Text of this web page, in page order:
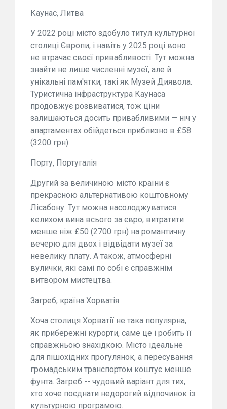
Каунас, Литва
У 2022 році місто здобуло титул культурної
столиці Європи, і навіть у 2025 році воно
не втрачає своєї привабливості. Тут можна
знайти не лише численні музеї, але й
унікальні пам'ятки, такі як Музей Диявола.
Туристична інфраструктура Каунаса
продовжує розвиватися, тож ціни
залишаються досить привабливими — ніч у
апартаментах обійдеться приблизно в £58
(3200 грн).
Порту, Португалія
Другий за величиною місто країни є
прекрасною альтернативою коштовному
Лісабону. Тут можна насолоджуватися
келихом вина всього за євро, витратити
менше ніж £50 (2700 грн) на романтичну
вечерю для двох і відвідати музеї за
невелику плату. А також, атмосферні
вулички, які самі по собі є справжнім
витвором мистецтва.
Загреб, країна Хорватія
Хоча столиця Хорватії не така популярна,
як прибережні курорти, саме це і робить її
справжньою знахідкою. Місто ідеальне
для пішохідних прогулянок, а пересування
громадським транспортом коштує менше
фунта. Загреб -- чудовий варіант для тих,
хто хоче поєднати недорогий відпочинок із
культурною програмою.